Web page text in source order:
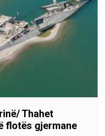
Thahet
flotës gjermane